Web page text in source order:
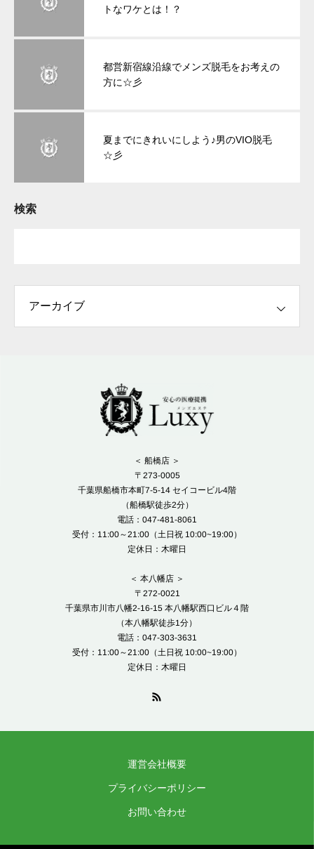
トなワケとは！？
都営新宿線沿線でメンズ脱毛をお考えの
方に☆彡
夏までにきれいにしよう♪男のVIO脱毛
☆彡
検索
＜ 船橋店 ＞
〒273-0005
千葉県船橋市本町7-5-14 セイコービル4階
（船橋駅徒歩2分）
電話：047-481-8061
受付：11:00～21:00（土日祝 10:00~19:00）
定休日：木曜日
＜ 本八幡店 ＞
〒272-0021
千葉県市川市八幡2-16-15 本八幡駅西口ビル４階
（本八幡駅徒歩1分）
電話：047-303-3631
受付：11:00～21:00（土日祝 10:00~19:00）
定休日：木曜日
運営会社概要
プライバシーポリシー
お問い合わせ